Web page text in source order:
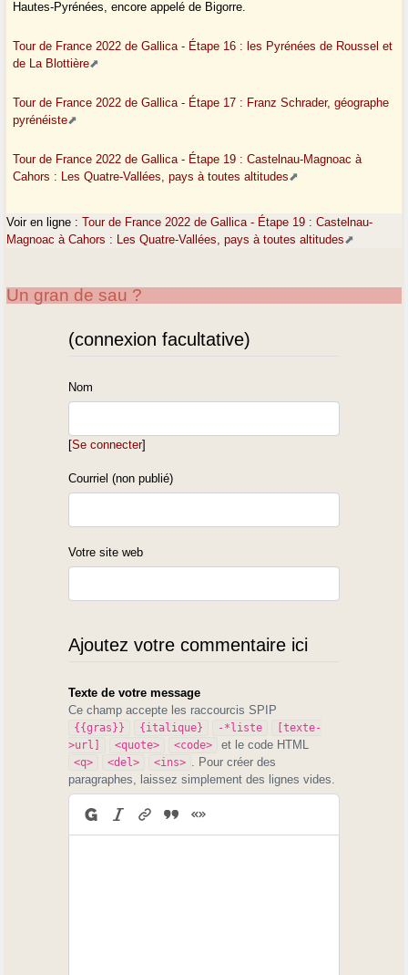
Hautes-Pyrénées, encore appelé de Bigorre.
Tour de France 2022 de Gallica - Étape 16 : les Pyrénées de Roussel et
de La Blottière
Tour de France 2022 de Gallica - Étape 17 : Franz Schrader, géographe
pyrénéiste
Tour de France 2022 de Gallica - Étape 19 : Castelnau-Magnoac à
Cahors : Les Quatre-Vallées, pays à toutes altitudes
Voir en ligne :Tour de France 2022 de Gallica - Étape 19 : Castelnau-
Magnoac à Cahors : Les Quatre-Vallées, pays à toutes altitudes
Un gran de sau ?
(connexion facultative)
Nom
[Se connecter]
Courriel (non publié)
Votre site web
Ajoutez votre commentaire ici
Texte de votre message
Ce champ accepte les raccourcis SPIP
{{gras}} {italique} -*liste
[texte-
>url]
<quote> <code> et le code HTML
<q> <del> <ins>
. Pour créer des
paragraphes, laissez simplement des lignes vides.